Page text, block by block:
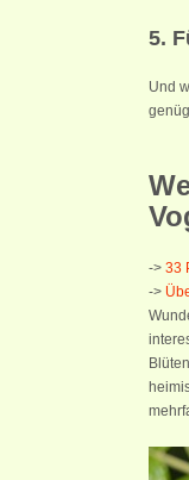
5.
Und
-> 33
->